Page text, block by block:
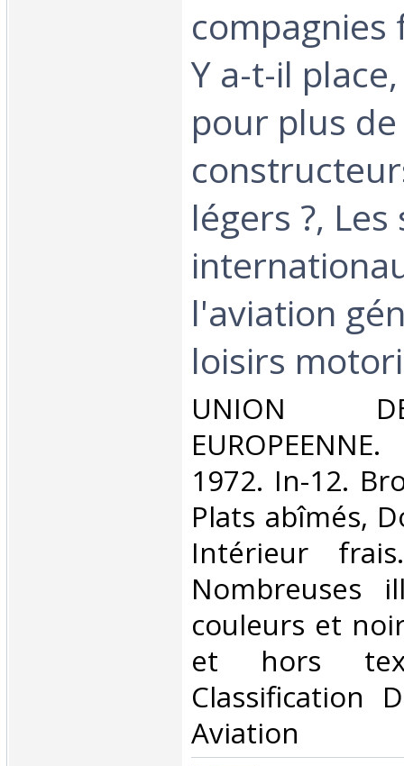
compagnies
Y a-t-il
pour plus
légers ?, Les
l'aviation
loisirs
‎UNION
1972. In-12.
Plats abîmés,
Intérieur
Nombreuses
couleurs et
et hors
Classification
Aviation‎